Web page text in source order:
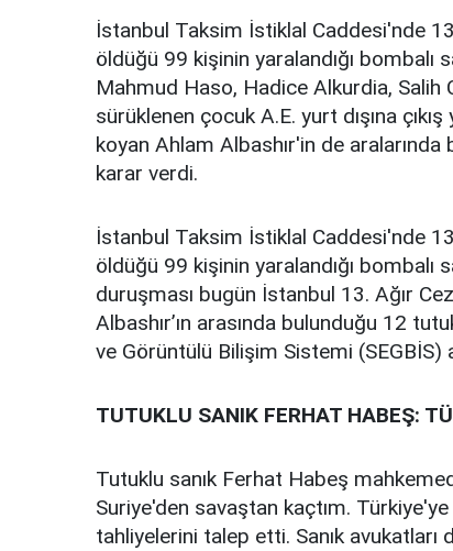
İstanbul Taksim İstiklal Caddesi'nde
öldüğü 99 kişinin yaralandığı bombalı
Mahmud Haso, Hadice Alkurdia, Salih
sürüklenen çocuk A.E. yurt dışına
koyan Ahlam Albashır'in de aralarında
karar verdi.
İstanbul Taksim İstiklal Caddesi'nde
öldüğü 99 kişinin yaralandığı bombalı
duruşması bugün İstanbul 13. Ağır
Albashır’ın arasında bulunduğu 12
ve Görüntülü Bilişim Sistemi (SEGBİS)
TUTUKLU SANIK FERHAT HABEŞ:
Tutuklu sanık Ferhat Habeş
Suriye'den savaştan kaçtım.
tahliyelerini talep etti. Sanık